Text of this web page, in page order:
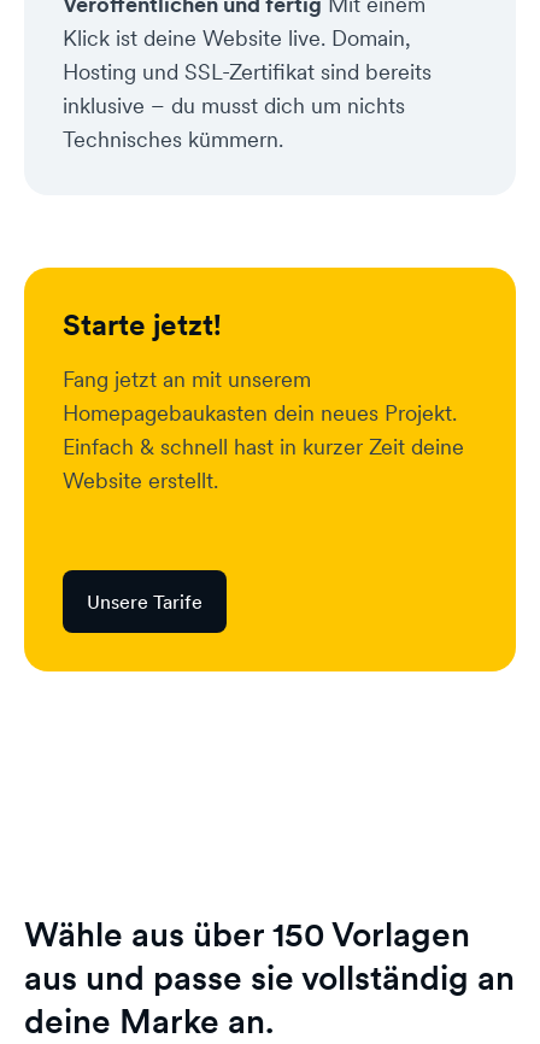
Klick ist deine Website live. Domain,
Hosting und SSL-Zertifikat sind bereits
inklusive – du musst dich um nichts
Technisches kümmern.
Starte jetzt!
Fang jetzt an mit unserem
Homepagebaukasten dein neues Projekt.
Einfach & schnell hast in kurzer Zeit deine
Website erstellt.
Unsere Tarife
Wähle aus über 150 Vorlagen
aus und passe sie vollständig an
deine Marke an.